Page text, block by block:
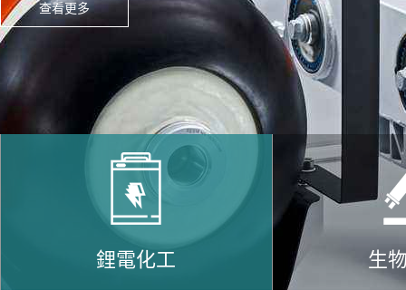
查看更多
鋰電化工 生